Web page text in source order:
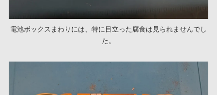
電池ボックスまわりには、特に目立った腐食は見られませんでし
た。